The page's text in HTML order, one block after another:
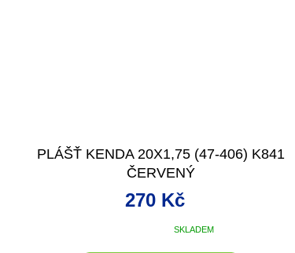
PLÁŠŤ KENDA 20X1,75 (47-406) K841
ČERVENÝ
SKLADEM
270 Kč